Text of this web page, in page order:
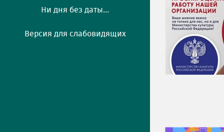
Ни дня без даты...
Версия для слабовидящих